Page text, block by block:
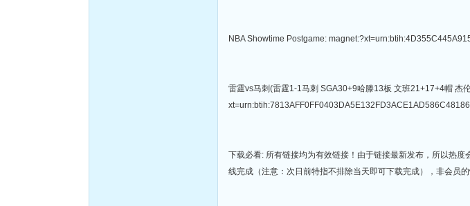
NBA Showtime Postgame:
雷霆vs马刺(雷霆1-1马刺 SGA30+9哈滕13板 文班21+17+4帽 杰
下载必看: 所有链接均为有效链接！由于链接最新发布，所以热
线完成（注意：次日前特指不排除当天即可下载完成），非会员